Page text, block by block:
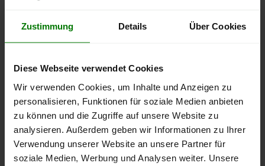
Zustimmung Details Über Cookies
Diese Webseite verwendet Cookies
Wir verwenden Cookies, um Inhalte und Anzeigen zu
personalisieren, Funktionen für soziale Medien anbieten
zu können und die Zugriffe auf unsere Website zu
analysieren. Außerdem geben wir Informationen zu Ihrer
Verwendung unserer Website an unsere Partner für
soziale Medien, Werbung und Analysen weiter. Unsere
5
844 Bewertungen
4
1 Bewertung
1
keine Bewertungen
Aktuelle Kundenbewertungen